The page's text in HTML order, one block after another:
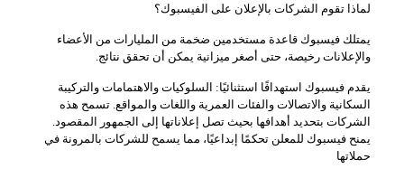
لماذا تقوم الشركات بالإعلان على الفيسبوك؟
يمتلك فيسبوك قاعدة مستخدمين ضخمة من المليارات من الأعضاء
والإعلانات رخيصة، حتى أصغر ميزانية يمكن أن تحقق نتائج.
يقدم فيسبوك استهدافًا استثنائيًا: السلوكيات والاهتمامات والتركيبة
السكانية والاتصالات والفئات العمرية واللغات والمواقع. تسمح هذه
الشركات بتحديد أهدافها بحيث تصل إعلاناتها إلى الجمهور المقصود.
يمنح فيسبوك للمعلن تحكمًا إبداعيًا، مما يسمح للشركات بالمرونة في
حملاتها